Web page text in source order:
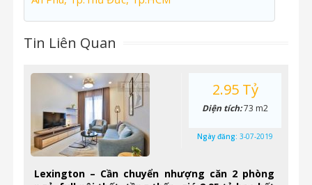
Tin Liên Quan
Lexington – Cần chuyển nhượng căn 2 phòng
2.95 Tỷ
Diện tích:73 m2
Ngày đăng: 3-07-2019